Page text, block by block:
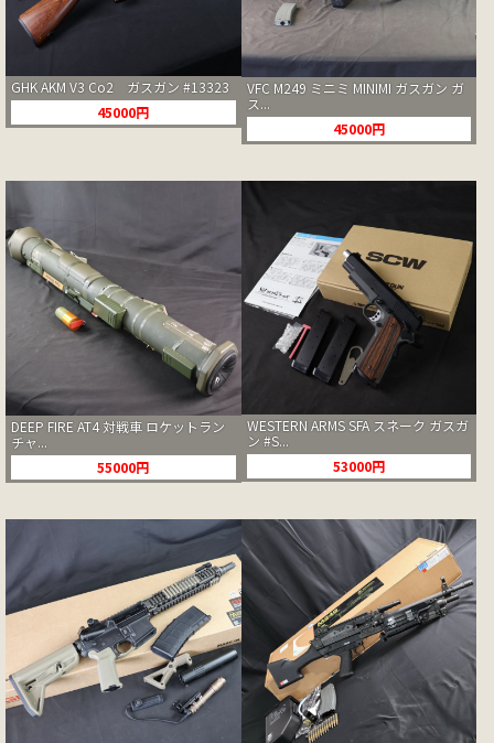
GHK AKM V3 Co2 ガスガン #13323
45000円
VFC M249 ミニミ MINIMI ガスガン ガ
ス...
45000円
DEEP FIRE AT4 対戦車 ロケットラン
チャ...
55000円
WESTERN ARMS SFA スネーク ガスガ
ン #S...
53000円